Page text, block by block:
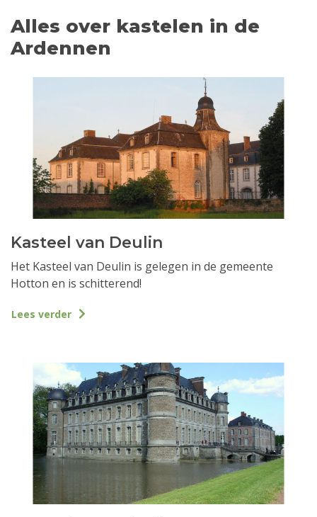
Alles over kastelen in de
Ardennen
Kasteel van Deulin
Het Kasteel van Deulin is gelegen in de gemeente
Hotton en is schitterend!
Lees verder